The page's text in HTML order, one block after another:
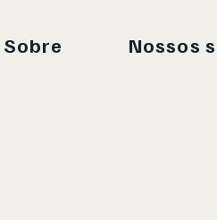
Sobre Nossos